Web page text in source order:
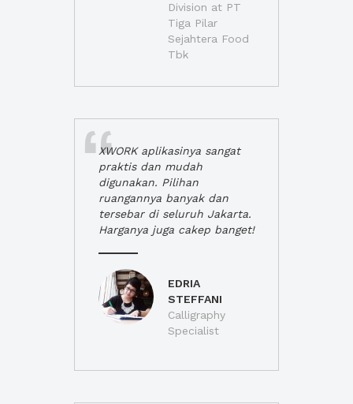
Division at PT
Tiga Pilar
Sejahtera Food
Tbk
XWORK aplikasinya sangat
praktis dan mudah
digunakan. Pilihan
ruangannya banyak dan
tersebar di seluruh Jakarta.
Harganya juga cakep banget!
EDRIA
STEFFANI
Calligraphy
Specialist